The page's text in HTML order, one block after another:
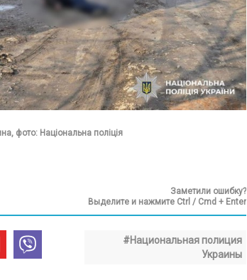
фото: Національна поліція
Заметили ошибку?
Выделите и нажмите Ctrl / Cmd + Enter
#Национальная полиция
Украины